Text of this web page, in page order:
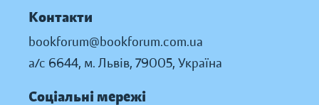
Контакти
bookforum@bookforum.com.ua
а/с 6644, м. Львів, 79005, Україна
Соціальні мережі